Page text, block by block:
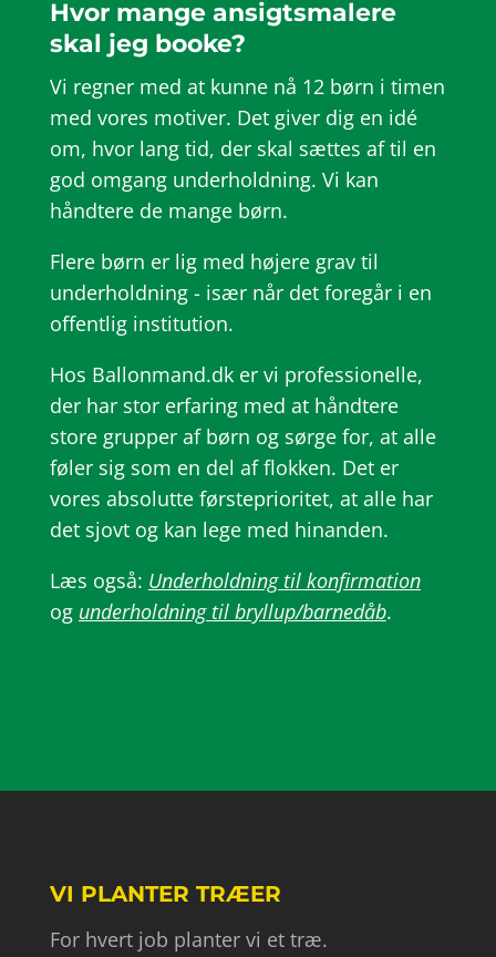
Hvor mange ansigtsmalere
skal jeg booke?
Vi regner med at kunne nå 12 børn i timen
med vores motiver. Det giver dig en idé
om, hvor lang tid, der skal sættes af til en
god omgang underholdning. Vi kan
håndtere de mange børn.
Flere børn er lig med højere grav til
underholdning - især når det foregår i en
offentlig institution.
Hos Ballonmand.dk er vi professionelle,
der har stor erfaring med at håndtere
store grupper af børn og sørge for, at alle
føler sig som en del af flokken. Det er
vores absolutte førsteprioritet, at alle har
det sjovt og kan lege med hinanden.
Læs også: Underholdning til konfirmation
og underholdning til bryllup/barnedåb.
VI PLANTER TRÆER
For hvert job planter vi et træ.